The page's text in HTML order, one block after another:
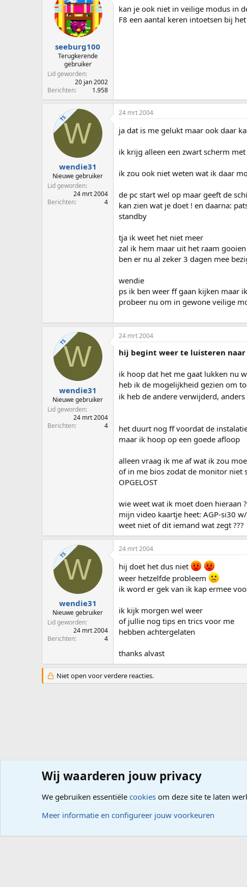
seeburg100
Terugkerende
gebruiker
Lid geworden
20 jan 2002
Berichten
1.958
kan je ook niet in veilige modus in
F8 een aantal keren intoetsen bij
TSW
wendie31
Nieuwe gebruiker
Lid geworden
24 mrt 2004
Berichten
4
24 mrt 2004
ja dat is me gelukt maar ook daar
ik krijg alleen een zwart scherm
ik zou ook niet weten wat ik daar
de pc start wel op maar geeft de
kan zien wat je doet ! en daarna:
standby
tja ik weet het niet meer
zal ik hem maar uit het raam gooien
ben er nu al zeker 3 dagen mee
wendie
ps ik ben weer ff gaan kijken maar
probeer nu om in gewone veilige
TSW
wendie31
Nieuwe gebruiker
Lid geworden
24 mrt 2004
Berichten
4
24 mrt 2004
hij begint weer te luisteren
ik hoop dat het me gaat lukken nu
heb ik de mogelijkheid gezien om
ik heb de andere verwijderd,
het duurt nog ff voordat de
maar ik hoop op een goede afloop
alleen vraag ik me af wat ik zou
of in me bios zodat de monitor niet
OPGELOST
wie weet wat ik moet doen hieraan
mijn video kaartje heet: AGP-si30
weet niet of dit iemand wat zegt ???
TSW
wendie31
Nieuwe gebruiker
Lid geworden
24 mrt 2004
Berichten
4
24 mrt 2004
hij doet het dus niet
weer hetzelfde probleem
ik word er gek van ik kap ermee
ik kijk morgen wel weer
of jullie nog tips en trics voor me
hebben achtergelaten
thanks alvast
Niet open voor verdere reacties.
Forums Randapparatuur, Netwerk
Wij waarderen jouw privacy
We gebruiken essentiële cookies om deze site te laten
Meer informatie en configureer jouw voorkeuren